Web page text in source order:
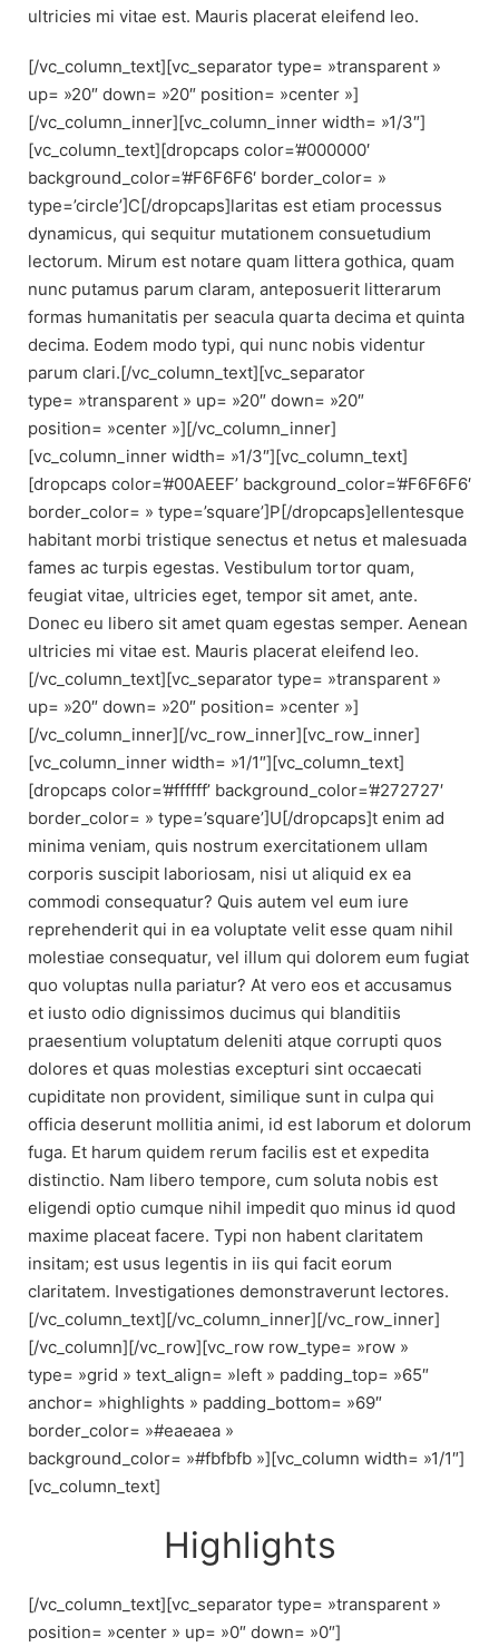
ultricies mi vitae est. Mauris placerat eleifend leo.
[/vc_column_text][vc_separator type= »transparent »
up= »20″ down= »20″ position= »center »]
[/vc_column_inner][vc_column_inner width= »1/3″]
[vc_column_text][dropcaps color=’#000000′
background_color=’#F6F6F6′ border_color= »
type=’circle’]C[/dropcaps]laritas est etiam processus
dynamicus, qui sequitur mutationem consuetudium
lectorum. Mirum est notare quam littera gothica, quam
nunc putamus parum claram, anteposuerit litterarum
formas humanitatis per seacula quarta decima et quinta
decima. Eodem modo typi, qui nunc nobis videntur
parum clari.[/vc_column_text][vc_separator
type= »transparent » up= »20″ down= »20″
position= »center »][/vc_column_inner]
[vc_column_inner width= »1/3″][vc_column_text]
[dropcaps color=’#00AEEF’ background_color=’#F6F6F6′
border_color= » type=’square’]P[/dropcaps]ellentesque
habitant morbi tristique senectus et netus et malesuada
fames ac turpis egestas. Vestibulum tortor quam,
feugiat vitae, ultricies eget, tempor sit amet, ante.
Donec eu libero sit amet quam egestas semper. Aenean
ultricies mi vitae est. Mauris placerat eleifend leo.
[/vc_column_text][vc_separator type= »transparent »
up= »20″ down= »20″ position= »center »]
[/vc_column_inner][/vc_row_inner][vc_row_inner]
[vc_column_inner width= »1/1″][vc_column_text]
[dropcaps color=’#ffffff’ background_color=’#272727′
border_color= » type=’square’]U[/dropcaps]t enim ad
minima veniam, quis nostrum exercitationem ullam
corporis suscipit laboriosam, nisi ut aliquid ex ea
commodi consequatur? Quis autem vel eum iure
reprehenderit qui in ea voluptate velit esse quam nihil
molestiae consequatur, vel illum qui dolorem eum fugiat
quo voluptas nulla pariatur? At vero eos et accusamus
et iusto odio dignissimos ducimus qui blanditiis
praesentium voluptatum deleniti atque corrupti quos
dolores et quas molestias excepturi sint occaecati
cupiditate non provident, similique sunt in culpa qui
officia deserunt mollitia animi, id est laborum et dolorum
fuga. Et harum quidem rerum facilis est et expedita
distinctio. Nam libero tempore, cum soluta nobis est
eligendi optio cumque nihil impedit quo minus id quod
maxime placeat facere. Typi non habent claritatem
insitam; est usus legentis in iis qui facit eorum
claritatem. Investigationes demonstraverunt lectores.
[/vc_column_text][/vc_column_inner][/vc_row_inner]
[/vc_column][/vc_row][vc_row row_type= »row »
type= »grid » text_align= »left » padding_top= »65″
anchor= »highlights » padding_bottom= »69″
border_color= »#eaeaea »
background_color= »#fbfbfb »][vc_column width= »1/1″]
[vc_column_text]
Highlights
[/vc_column_text][vc_separator type= »transparent »
position= »center » up= »0″ down= »0″]